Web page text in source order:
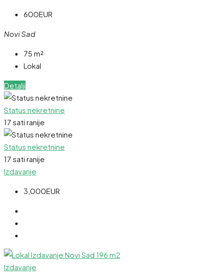
600EUR
Novi Sad
75 m²
Lokal
Detalji
Status nekretnine
17 sati ranije
Status nekretnine
17 sati ranije
Izdavanje
3,000EUR
Izdavanje